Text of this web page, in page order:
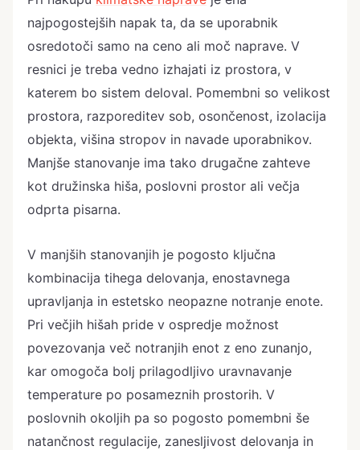
najpogostejših napak ta, da se uporabnik
osredotoči samo na ceno ali moč naprave. V
resnici je treba vedno izhajati iz prostora, v
katerem bo sistem deloval. Pomembni so velikost
prostora, razporeditev sob, osončenost, izolacija
objekta, višina stropov in navade uporabnikov.
Manjše stanovanje ima tako drugačne zahteve
kot družinska hiša, poslovni prostor ali večja
odprta pisarna.
V manjših stanovanjih je pogosto ključna
kombinacija tihega delovanja, enostavnega
upravljanja in estetsko neopazne notranje enote.
Pri večjih hišah pride v ospredje možnost
povezovanja več notranjih enot z eno zunanjo,
kar omogoča bolj prilagodljivo uravnavanje
temperature po posameznih prostorih. V
poslovnih okoljih pa so pogosto pomembni še
natančnost regulacije, zanesljivost delovanja in